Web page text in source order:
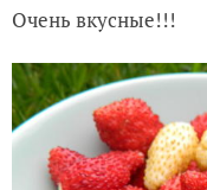
Очень вкусные!!!